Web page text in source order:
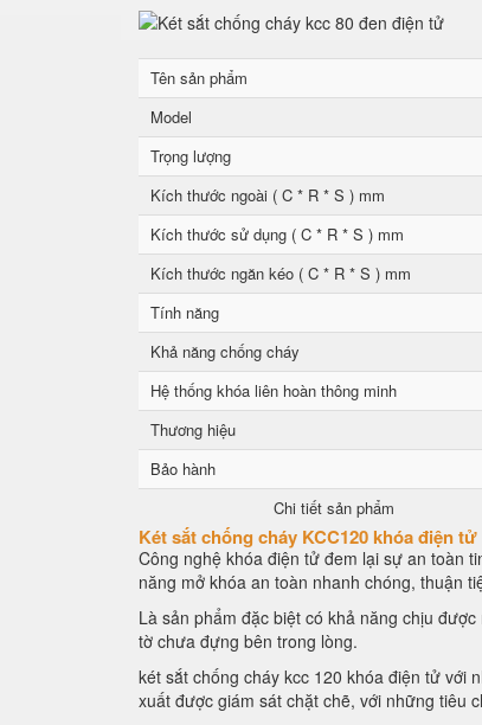
Tên sản phẩm
Model
Trọng lượng
Kích thước ngoài ( C * R * S ) mm
Kích thước sử dụng ( C * R * S ) mm
Kích thước ngăn kéo ( C * R * S ) mm
Tính năng
Khả năng chống cháy
Hệ thống khóa liên hoàn thông minh
Thương hiệu
Bảo hành
Chi tiết sản phẩm
Két sắt chống cháy KCC120 khóa điện tử
Công nghệ khóa điện tử đem lại sự an toàn
năng mở khóa an toàn nhanh chóng, thuận
Là sản phẩm đặc biệt có khả năng chịu
tờ chưa đựng bên trong lòng.
két sắt chống cháy kcc 120 khóa điện tử với
xuất được giám sát chặt chẽ, với những tiêu